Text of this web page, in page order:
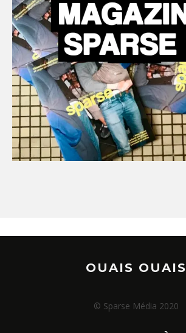
OUAIS OUAIS
© Sparse Média 2020